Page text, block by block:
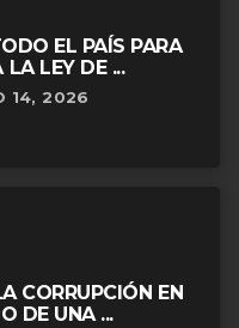
EL PAÍS PARA
LA LEY DE ...
14, 2026
CORRUPCIÓN EN
DE UNA ...